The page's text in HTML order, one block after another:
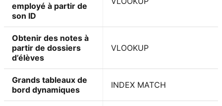
employé à partir de
son ID
Obtenir des notes à
partir de dossiers
d’élèves
VLOOKUP
Grands tableaux de
bord dynamiques
INDEX MATCH